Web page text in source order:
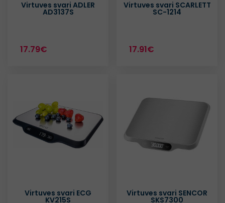
Virtuves svari ADLER
AD3137S
17.79€
Virtuves svari SCARLETT
SC-1214
17.91€
Virtuves svari ECG
KV215S
Virtuves svari SENCOR
SKS7300